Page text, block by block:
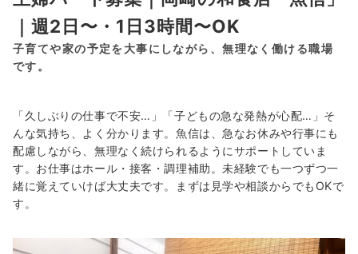
｜週2日〜・1日3時間〜OK
子育てや家の予定を大事にしながら、無理なく働ける職場
です。
「久しぶりの仕事で不安…」「子どもの急な発熱が心配…」そ
んな気持ち、よく分かります。魚信は、急なお休みや行事にも
配慮しながら、無理なく続けられるようにサポートしていま
す。お仕事はホール・接客・調理補助。未経験でも一つずつ一
緒に覚えていけば大丈夫です。まずは見学や相談からでもOKで
す。